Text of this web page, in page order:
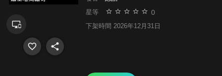
星等 0
下架時間 2026年12月31日